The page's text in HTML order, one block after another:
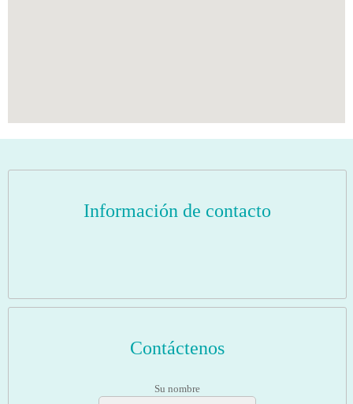
Información de contacto
Contáctenos
Su nombre